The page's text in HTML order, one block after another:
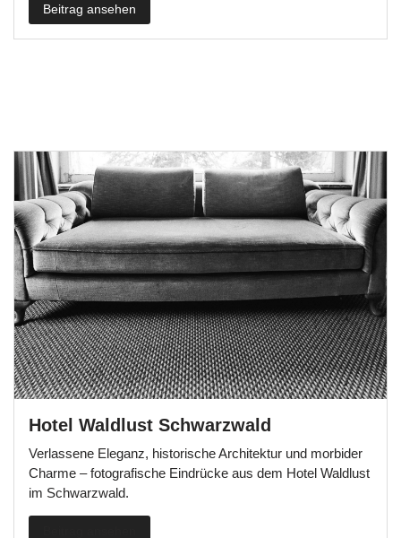
Beitrag ansehen
Hotel Waldlust Schwarzwald
Verlassene Eleganz, historische Architektur und morbider
Charme – fotografische Eindrücke aus dem Hotel Waldlust
im Schwarzwald.